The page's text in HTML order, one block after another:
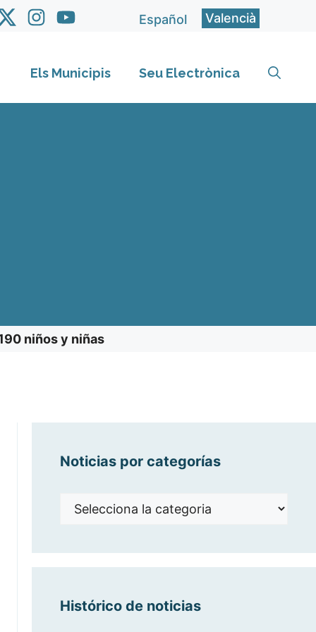
Español Valencià
Els Municipis Seu Electrònica
niños y niñas
Noticias por categorías
Noticias
Histórico de noticias